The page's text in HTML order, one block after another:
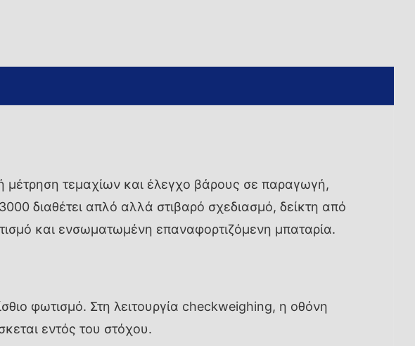
μέτρηση τεμαχίων και έλεγχο βάρους σε παραγωγή,
διαθέτει απλό αλλά στιβαρό σχεδιασμό, δείκτη από
και ενσωματωμένη επαναφορτιζόμενη μπαταρία.
φωτισμό. Στη λειτουργία checkweighing, η οθόνη
εντός του στόχου.